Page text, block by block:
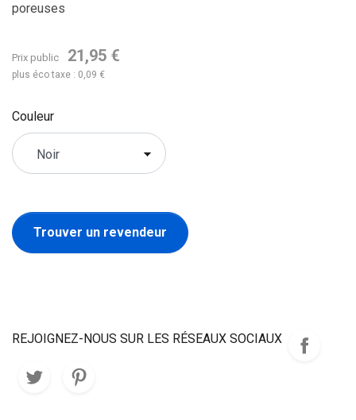
poreuses
Prix public 21,95 €
plus éco taxe : 0,09 €
Couleur
Trouver un revendeur
REJOIGNEZ-NOUS SUR LES RÉSEAUX SOCIAUX